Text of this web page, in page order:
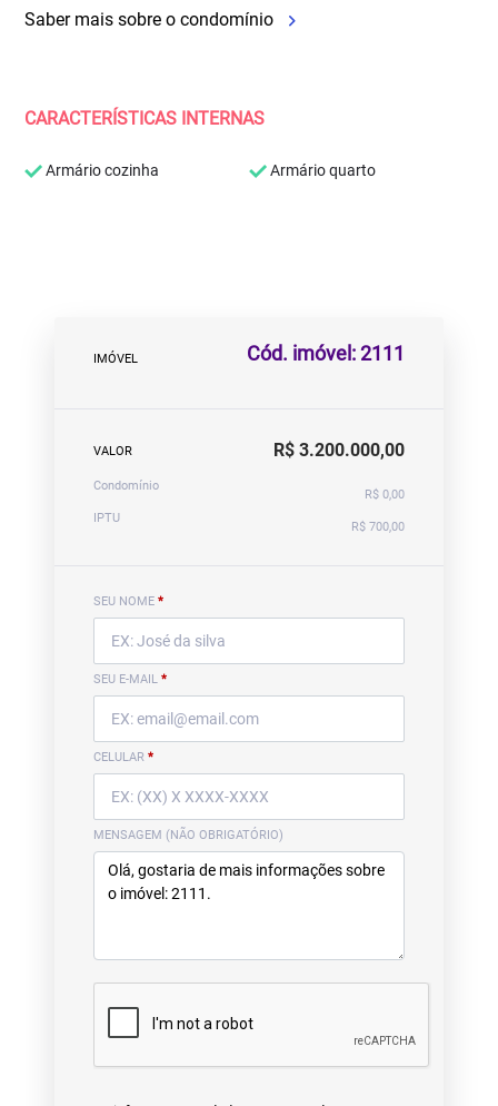
Saber mais sobre o condomínio
CARACTERÍSTICAS INTERNAS
Armário cozinha Armário quarto
IMÓVEL Cód. imóvel: 2111
VALOR R$ 3.200.000,00
Condomínio
R$ 0,00
IPTU
R$ 700,00
SEU NOME *
SEU E-MAIL *
CELULAR *
MENSAGEM (NÃO OBRIGATÓRIO)